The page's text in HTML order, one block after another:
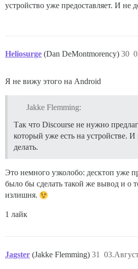
устройство уже предоставляет. И не
Heliosurge (Dan DeMontmorency) 30
Я не вижу этого на Android
Jakke Flemming:
Так что Discourse не нужно
который уже есть на устройстве.
делать.
Это немного узколобо: десктоп уже
было бы сделать такой же вывод и о
излишня.
1 лайк
Jagster (Jakke Flemming) 31